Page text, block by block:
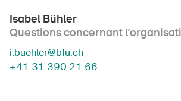
Isabel Bühler
Questions concernant
i.buehler@bfu.ch
+41 31 390 21 66